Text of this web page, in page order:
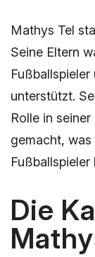
Mathys Tel
Seine Eltern
unterstützt.
Rolle in
gemacht,
Die